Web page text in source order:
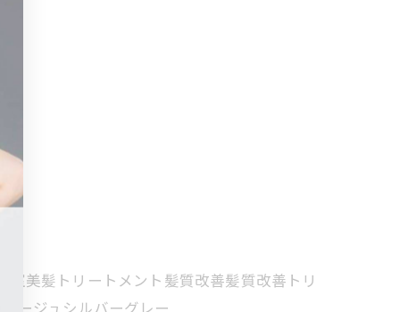
美髪トリートメント髪質改善髪質改善トリ